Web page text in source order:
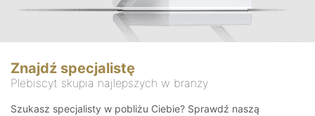
Znajdź specjalistę
Plebiscyt skupia najlepszych w branży
Szukasz specjalisty w pobliżu Ciebie? Sprawdź naszą